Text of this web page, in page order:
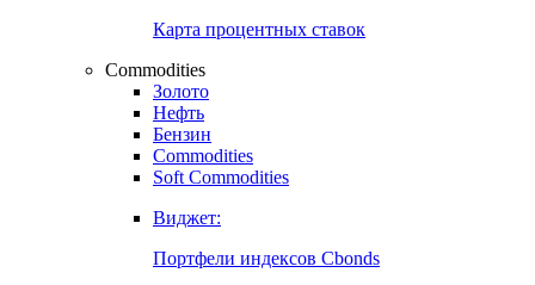
Карта процентных ставок
Commodities
Золото
Нефть
Бензин
Commodities
Soft Commodities
Виджет:
Портфели индексов Cbonds